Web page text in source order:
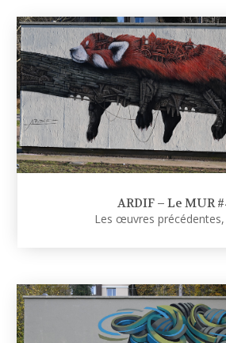
ARDIF – Le MUR
Les œuvres précédentes,